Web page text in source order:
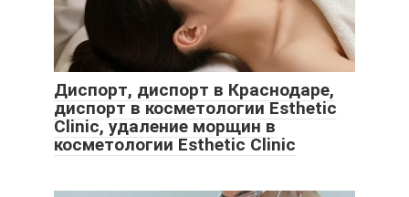
Диспорт, диспорт в Краснодаре,
диспорт в косметологии Esthetic
Clinic, удаление морщин в
косметологии Esthetic Clinic